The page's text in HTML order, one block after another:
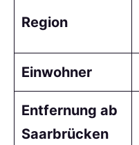
Region
Einwohner
Entfernung ab
Saarbrücken